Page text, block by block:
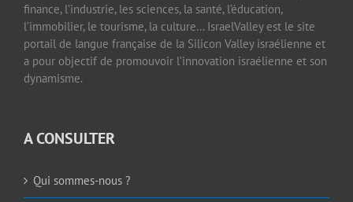
finance, l’industrie, les sciences, la santé, l’éducation,
l’immobilier, le tourisme, la culture… IsraelValley est le site
portail de langue française de la Silicon Valley israélienne et
a pour objectif de promouvoir l’innovation israélienne et son
dynamisme.
A CONSULTER
Qui sommes-nous ?